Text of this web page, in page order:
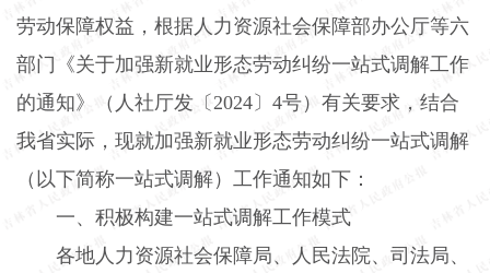
劳动保障权益，根据人力资源社会保障部办公厅等六
部门《关于加强新就业形态劳动纠纷一站式调解工作
的通知》（人社厅发〔2024〕 4号）有关要求，结合
我省实际，现就加强新就业形态劳动纠纷一站式调解
（以下简称一站式调解）工作通知如下：
一、积极构建一站式调解工作模式
各地人力资源社会保障局、人民法院、司法局、